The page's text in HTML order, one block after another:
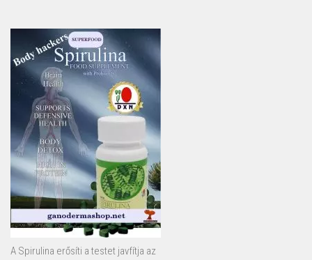
A Spirulina erősíti a testet javfítja az